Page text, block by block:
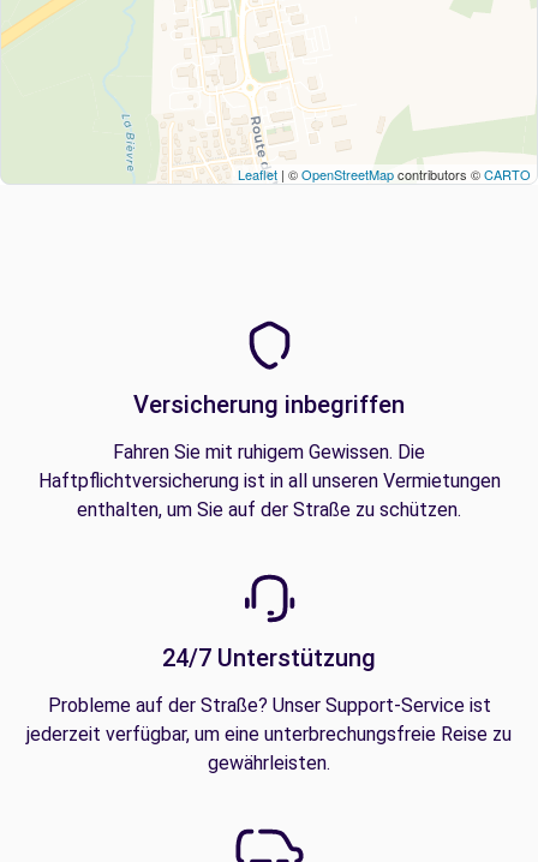
Leaflet | ©OpenStreetMapcontributors ©CARTO
Versicherung inbegriffen
Fahren Sie mit ruhigem Gewissen. Die
Haftpflichtversicherung ist in all unseren Vermietungen
enthalten, um Sie auf der Straße zu schützen.
24/7 Unterstützung
Probleme auf der Straße? Unser Support-Service ist
jederzeit verfügbar, um eine unterbrechungsfreie Reise zu
gewährleisten.